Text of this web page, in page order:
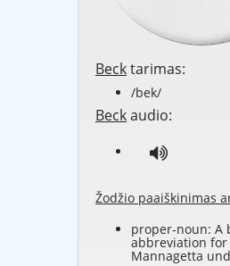
Becktarimas:
/bek/
Beckaudio:
Žodžio paaiškinimas
proper-noun: A
abbreviation for
Mannagetta